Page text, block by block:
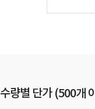
수량별 단가 (500개